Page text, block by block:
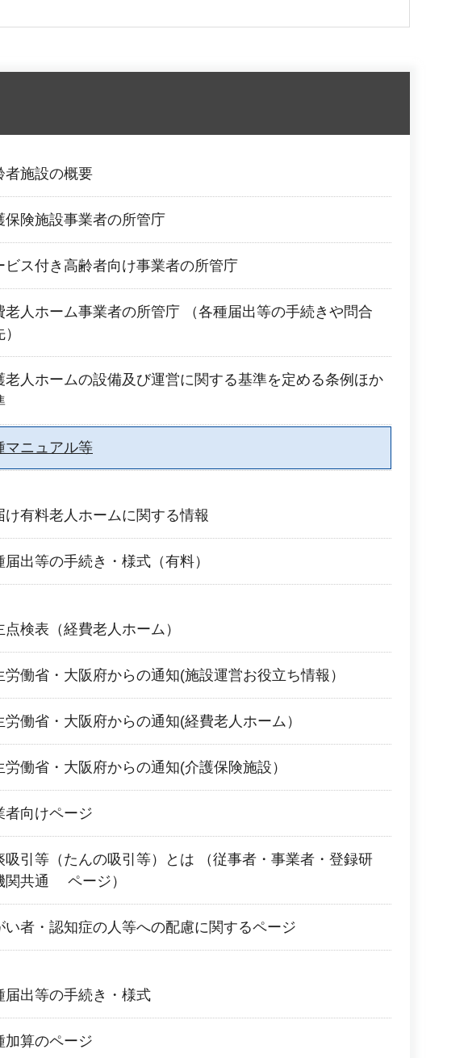
者施設の概要
保険施設事業者の所管庁
ビス付き高齢者向け事業者の所管庁
老人ホーム事業者の所管庁 （各種届出等の手続きや問合
老人ホームの設備及び運営に関する基準を定める条例ほか
マニュアル等
け有料老人ホームに関する情報
届出等の手続き・様式（有料）
点検表（経費老人ホーム）
労働省・大阪府からの通知(施設運営お役立ち情報）
労働省・大阪府からの通知(経費老人ホーム）
労働省・大阪府からの通知(介護保険施設）
者向けページ
吸引等（たんの吸引等）とは （従事者・事業者・登録研
関共通 ページ）
い者・認知症の人等への配慮に関するページ
届出等の手続き・様式
加算のページ